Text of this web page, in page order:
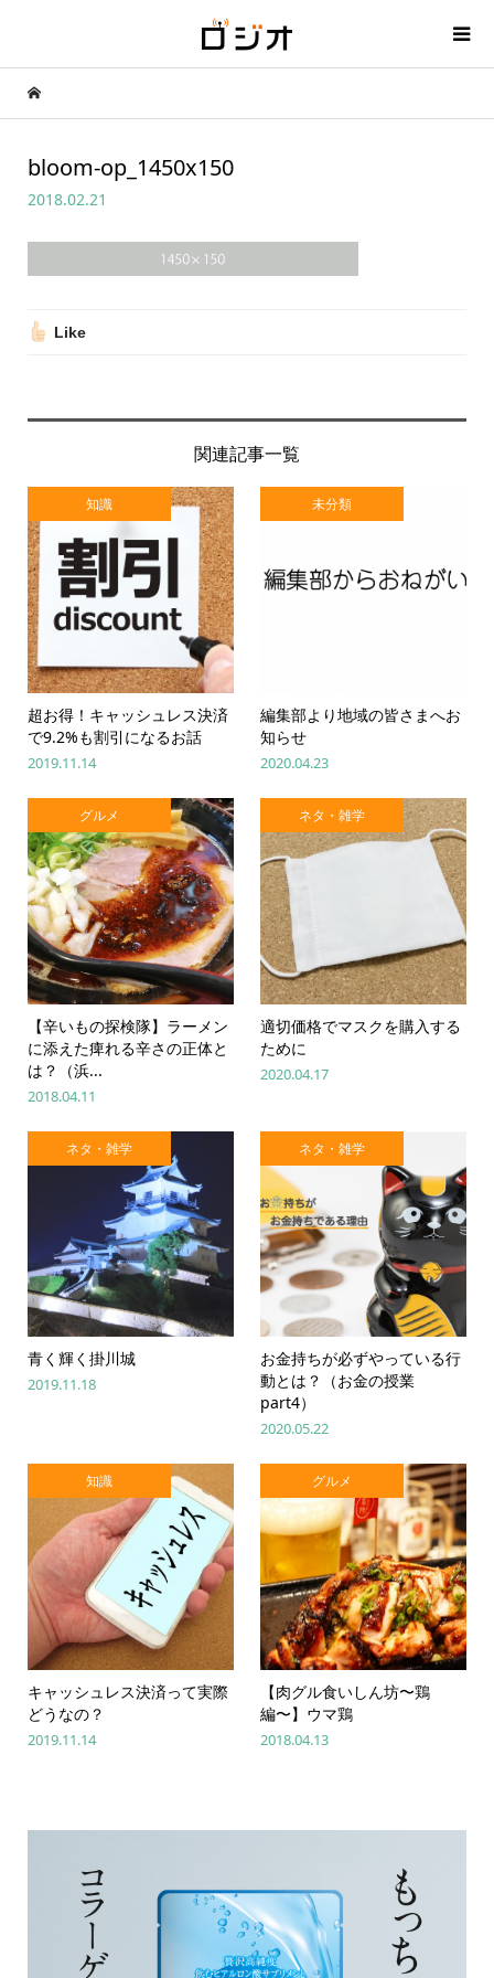
bloom-op_1450x150
2018.02.21
Like
関連記事一覧
知識
超お得！キャッシュレス決済
で9.2%も割引になるお話
2019.11.14
未分類
編集部より地域の皆さまへお
知らせ
2020.04.23
グルメ
【辛いもの探検隊】ラーメン
に添えた痺れる辛さの正体と
は？（浜...
2018.04.11
ネタ・雑学
適切価格でマスクを購入する
ために
2020.04.17
ネタ・雑学
青く輝く掛川城
2019.11.18
ネタ・雑学
お金持ちが必ずやっている行
動とは？（お金の授業
part4）
2020.05.22
知識
キャッシュレス決済って実際
どうなの？
2019.11.14
グルメ
【肉グル食いしん坊〜鶏
編〜】ウマ鶏
2018.04.13